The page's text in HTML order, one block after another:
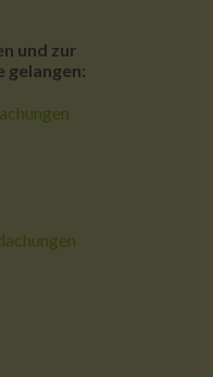
und zur
gelangen: